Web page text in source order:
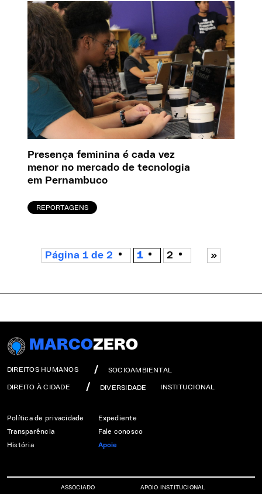
Presença feminina é cada vez
menor no mercado de tecnologia
em Pernambuco
REPORTAGENS
Página 1 de 2 1 2 »
MARCOZERO
DIREITOS HUMANOS SOCIOAMBIENTAL
DIREITO À CIDADE DIVERSIDADE INSTITUCIONAL
Política de privacidade
Transparência
História
Expediente
Fale conosco
Apoie
ASSOCIADO APOIO INSTITUCIONAL